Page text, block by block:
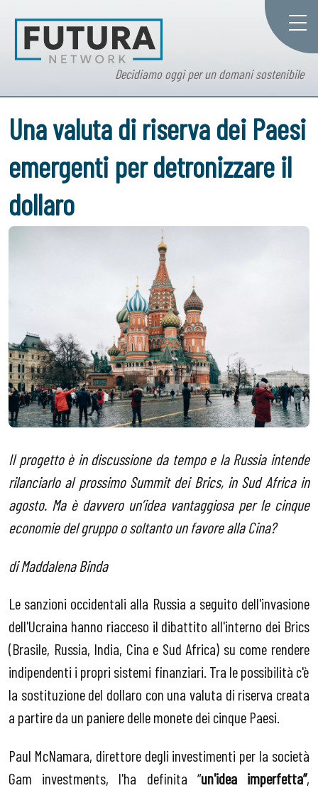
Decidiamo oggi per un domani sostenibile
Una valuta di riserva dei Paesi
emergenti per detronizzare il
dollaro
Il progetto è in discussione da tempo e la Russia intende
rilanciarlo al prossimo Summit dei Brics, in Sud Africa in
agosto. Ma è davvero un’idea vantaggiosa per le cinque
economie del gruppo o soltanto un favore alla Cina?
di Maddalena Binda
Le sanzioni occidentali alla Russia a seguito dell'invasione
dell'Ucraina hanno riacceso il dibattito all'interno dei Brics
(Brasile, Russia, India, Cina e Sud Africa) su come rendere
indipendenti i propri sistemi finanziari. Tra le possibilità c'è
la sostituzione del dollaro con una valuta di riserva creata
a partire da un paniere delle monete dei cinque Paesi.
Paul McNamara, direttore degli investimenti per la società
Gam investments, l'ha definita “un'idea imperfetta”,